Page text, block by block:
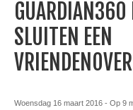
GUARDIAN360
SLUITEN EEN
Woensdag 16 maart 2016 - Op 9